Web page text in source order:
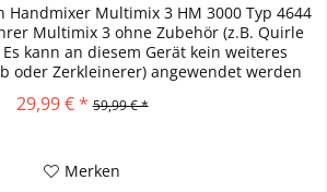
Handmixer Multimix 3 HM 3000 Typ 4644
Multimix 3 ohne Zubehör (z.B. Quirle
kann an diesem Gerät kein weiteres
oder Zerkleinerer) angewendet werden
29,99 € * 59,99 € *
Merken